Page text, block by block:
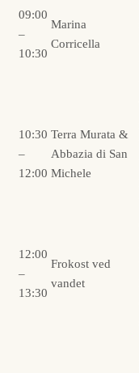
09:00
–
10:30
Marina
Corricella
10:30
–
12:00
Terra Murata &
Abbazia di San
Michele
12:00
–
13:30
Frokost ved
vandet